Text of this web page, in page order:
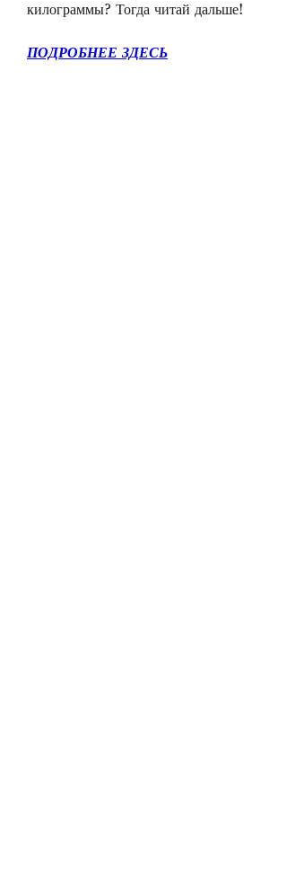
килограммы? Тогда читай дальше!
ПОДРОБНЕЕ ЗДЕСЬ